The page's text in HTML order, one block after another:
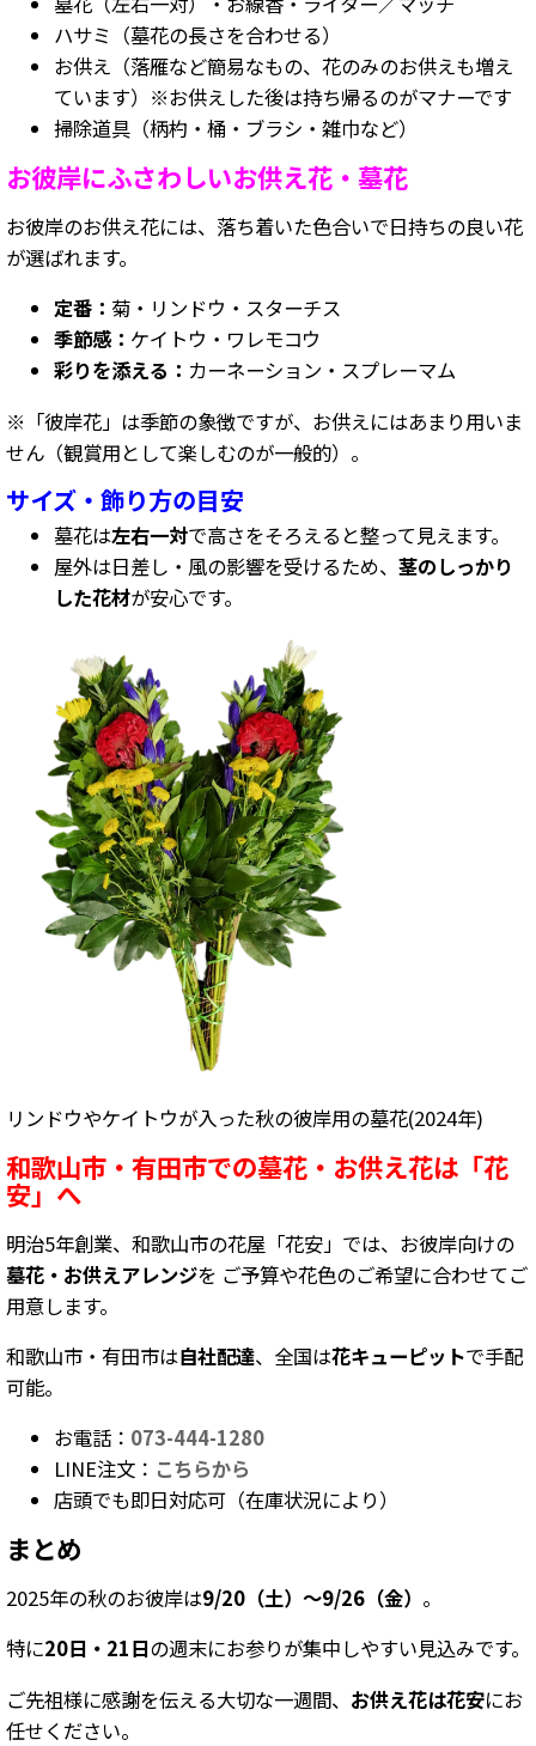
ハサミ（墓花の長さを合わせる）
お供え（落雁など簡易なもの、花のみのお供えも増え
ています）※お供えした後は持ち帰るのがマナーです
掃除道具（柄杓・桶・ブラシ・雑巾など）
お彼岸にふさわしいお供え花・墓花
お彼岸のお供え花には、落ち着いた色合いで日持ちの良い花
が選ばれます。
定番： 菊・リンドウ・スターチス
季節感： ケイトウ・ワレモコウ
彩りを添える： カーネーション・スプレーマム
※「彼岸花」は季節の象徴ですが、お供えにはあまり用いま
せん（観賞用として楽しむのが一般的）。
サイズ・飾り方の目安
墓花は左右一対で高さをそろえると整って見えます。
屋外は日差し・風の影響を受けるため、 茎のしっかり
した花材が安心です。
リンドウやケイトウが入った秋の彼岸用の墓花(2024年)
和歌山市・有田市での墓花・お供え花は「花
安」へ
明治5年創業、和歌山市の花屋「花安」では、お彼岸向けの
墓花・お供えアレンジを ご予算や花色のご希望に合わせてご
用意します。
和歌山市・有田市は自社配達、全国は花キューピットで手配
可能。
お電話： 073-444-1280
LINE注文： こちらから
店頭でも即日対応可（在庫状況により）
まとめ
2025年の秋のお彼岸は9/20（土）〜9/26（金） 。
特に20日・21日の週末にお参りが集中しやすい見込みです。
ご先祖様に感謝を伝える大切な一週間、 お供え花は花安にお
任せください。